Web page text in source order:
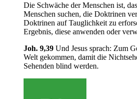
Die Schwäche der Menschen ist,
Menschen suchen, die Doktrinen
Doktrinen auf Tauglichkeit zu
Ergebnis, diese anwenden oder
Joh. 9,39 Und Jesus sprach: Zum
Welt gekommen, damit die
Sehenden blind werden.